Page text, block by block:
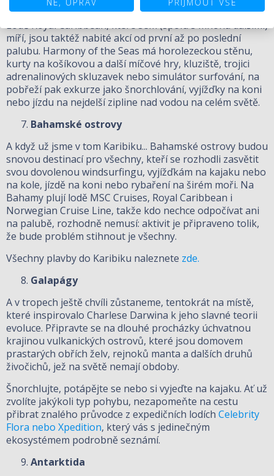
vyjížďky na kajaku, rafting, parasailing a spousta dalších.
LoděRoyal Caribbean, které sem (spolu s mnoha dalšími)
míří, jsou taktéž nabité akcí od první až po poslední
palubu. Harmony of the Seas má horolezeckou stěnu,
kurty na košíkovou a další míčové hry, kluziště, trojici
adrenalinových skluzavek nebo simulátor surfování, na
pobřeží pak exkurze jako šnorchlování, vyjížďky na koni
nebo jízdu na nejdelší zipline nad vodou na celém světě.
Bahamské ostrovy
A když už jsme v tom Karibiku... Bahamské ostrovy budou
snovou destinací pro všechny, kteří se rozhodli zasvětit
svou dovolenou windsurfingu, vyjížďkám na kajaku nebo
na kole, jízdě na koni nebo rybaření na širém moři. Na
Bahamy plují lodě MSC Cruises, Royal Caribbean i
Norwegian Cruise Line, takže kdo nechce odpočívat ani
na palubě, rozhodně nemusí: aktivit je připraveno tolik,
že bude problém stihnout je všechny.
Všechny plavby do Karibiku naleznete zde.
Galapágy
A v tropech ještě chvíli zůstaneme, tentokrát na místě,
které inspirovalo Charlese Darwina k jeho slavné teorii
evoluce. Připravte se na dlouhé procházky úchvatnou
krajinou vulkanických ostrovů, které jsou domovem
prastarých obřích želv, rejnoků manta a dalších druhů
živočichů, jež na světě nemají obdoby.
Šnorchlujte, potápějte se nebo si vyjeďte na kajaku. Ať už
zvolíte jakýkoli typ pohybu, nezapomeňte na cestu
přibrat znalého průvodce z expedičních lodích Celebrity
Flora nebo Xpedition, který vás s jedinečným
ekosystémem podrobně seznámí.
Antarktida